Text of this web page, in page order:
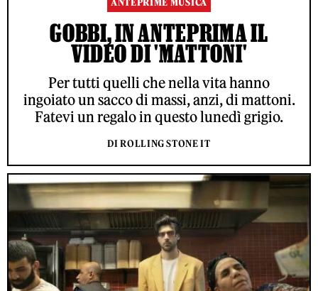
GOBBI, IN ANTEPRIMA IL
VIDEO DI 'MATTONI'
Per tutti quelli che nella vita hanno
ingoiato un sacco di massi, anzi, di mattoni.
Fatevi un regalo in questo lunedì grigio.
DI ROLLING STONE IT